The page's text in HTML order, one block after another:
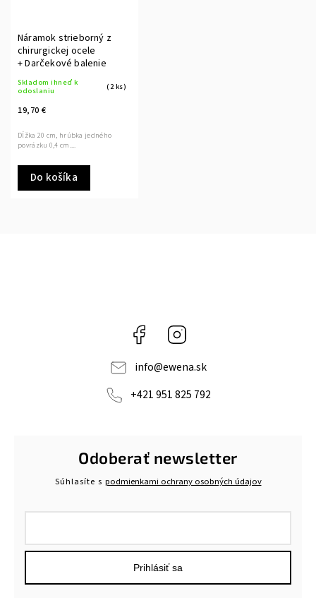
Náramok strieborný z
chirurgickej ocele
+ Darčekové balenie
Skladom ihneď k
odoslaniu
(2 ks)
19,70 €
Do košíka
Dĺžka 20 cm, hrúbka jedného
povrázku 0,4 cm....
Facebook
info@ewena.sk
+421 951 825 792
Odoberať newsletter
Súhlasíte s podmienkami ochrany osobných údajov
Prihlásiť sa